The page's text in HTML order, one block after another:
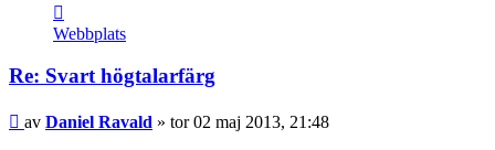
Daniel
Ravald
Webbplats
Re: Svart högtalarfärg
Inlägg
av Daniel Ravald » tor 02 maj 2013, 21:48